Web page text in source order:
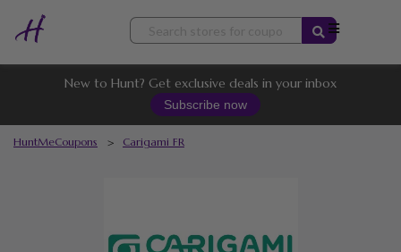
Skip
content
New to Hunt? Get exclusive deals in your inbox
Subscribe now
HuntMeCoupons > Carigami FR